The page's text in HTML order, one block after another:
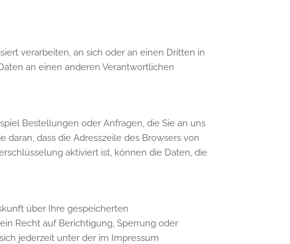
verarbeiten, an sich oder an einen Dritten in
an einen anderen Verantwortlichen
Bestellungen oder Anfragen, die Sie an uns
daran, dass die Adresszeile des Browsers von
aktiviert ist, können die Daten, die
über Ihre gespeicherten
Recht auf Berichtigung, Sperrung oder
jederzeit unter der im Impressum